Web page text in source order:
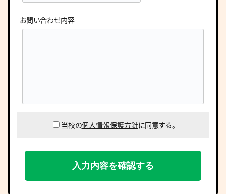
お問い合わせ内容
当校の個人情報保護方針に同意する。